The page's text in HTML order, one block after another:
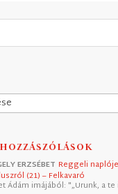
ERZSÉBET Reggeli
(21) – Felkavaró
Ádám imájából: "„Urunk, a